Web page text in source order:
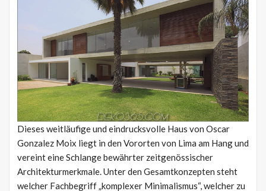
Dieses weitläufige und eindrucksvolle Haus von Oscar
Gonzalez Moix liegt in den Vororten von Lima am Hang und
vereint eine Schlange bewährter zeitgenössischer
Architekturmerkmale. Unter den Gesamtkonzepten steht
welcher Fachbegriff „komplexer Minimalismus“, welcher zu